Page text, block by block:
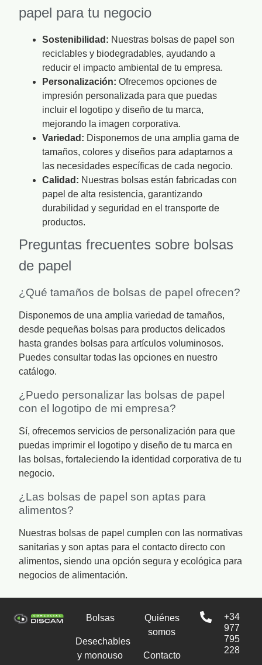
papel para tu negocio
Sostenibilidad: Nuestras bolsas de papel son
reciclables y biodegradables, ayudando a
reducir el impacto ambiental de tu empresa.
Personalización: Ofrecemos opciones de
impresión personalizada para que puedas
incluir el logotipo y diseño de tu marca,
mejorando la imagen corporativa.
Variedad: Disponemos de una amplia gama de
tamaños, colores y diseños para adaptarnos a
las necesidades específicas de cada negocio.
Calidad: Nuestras bolsas están fabricadas con
papel de alta resistencia, garantizando
durabilidad y seguridad en el transporte de
productos.
Preguntas frecuentes sobre bolsas
de papel
¿Qué tamaños de bolsas de papel ofrecen?
Disponemos de una amplia variedad de tamaños,
desde pequeñas bolsas para productos delicados
hasta grandes bolsas para artículos voluminosos.
Puedes consultar todas las opciones en nuestro
catálogo.
¿Puedo personalizar las bolsas de papel
con el logotipo de mi empresa?
Sí, ofrecemos servicios de personalización para que
puedas imprimir el logotipo y diseño de tu marca en
las bolsas, fortaleciendo la identidad corporativa de tu
negocio.
¿Las bolsas de papel son aptas para
alimentos?
Nuestras bolsas de papel cumplen con las normativas
sanitarias y son aptas para el contacto directo con
alimentos, siendo una opción segura y ecológica para
negocios de alimentación.
Bolsas
Desechables
y monouso
Quiénes
somos
Contacto
+34
977
795
228